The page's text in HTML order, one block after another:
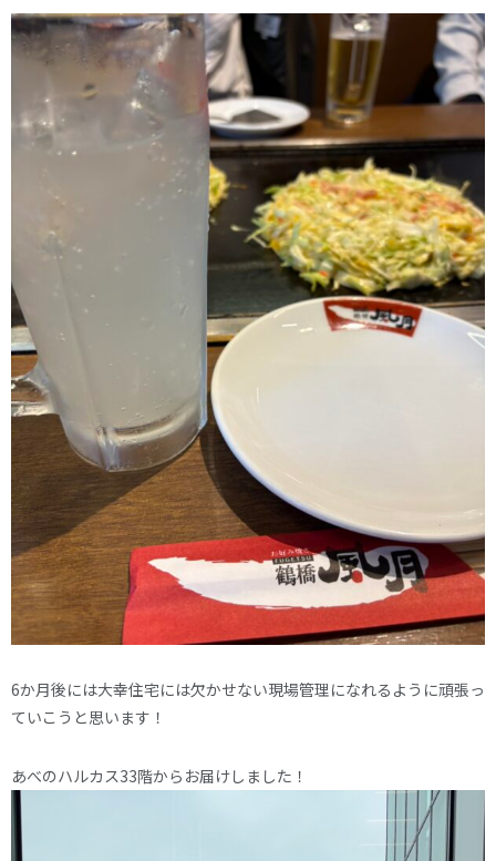
6か月後には大幸住宅には欠かせない現場管理になれるように頑張っ
ていこうと思います！
あべのハルカス33階からお届けしました！